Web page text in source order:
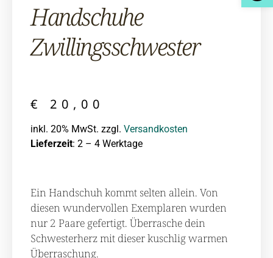
Hand­schuhe
Zwillings­schwester
€ 20,00
inkl. 20% MwSt. zzgl. Versandkosten
Lieferzeit: 2 – 4 Werktage
Ein Handschuh kommt selten allein. Von
diesen wundervollen Exemplaren wurden
nur 2 Paare gefertigt. Überrasche dein
Schwesterherz mit dieser kuschlig warmen
Überraschung.